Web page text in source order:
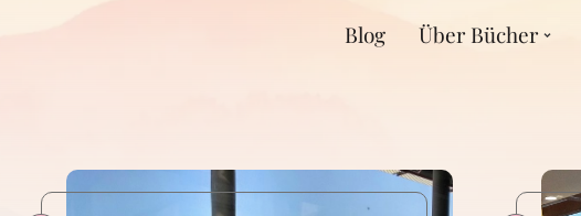
Blog Über Bücher